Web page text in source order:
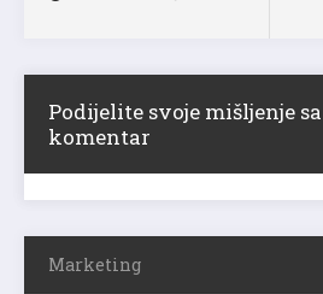
Podijelite svoje mišljenje
komentar
Marketing